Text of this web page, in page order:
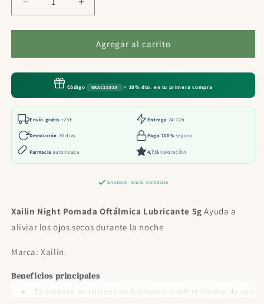
Reducir
cantidad
para
Night
Oftálmica
5g
Aumentar
cantidad
para
Xailin
Night
Oftálmica
Lubricante
5g
Agregar al carrito
Código GRACIAS10 = 10% dto. en tu primera compra
Envío gratis +25€ Entrega 24-72h
Devolución 30 días Pago 100% seguro
Farmacia autorizada 4,7/5 valoración
En stock · Envío inmediato
Xailin Night Pomada Oftálmica Lubricante 5g Ayuda a
aliviar los ojos secos durante la noche
Marca: Xailin.
Beneficios principales
Se integra en rutinas de higiene y confort íntimo de uso